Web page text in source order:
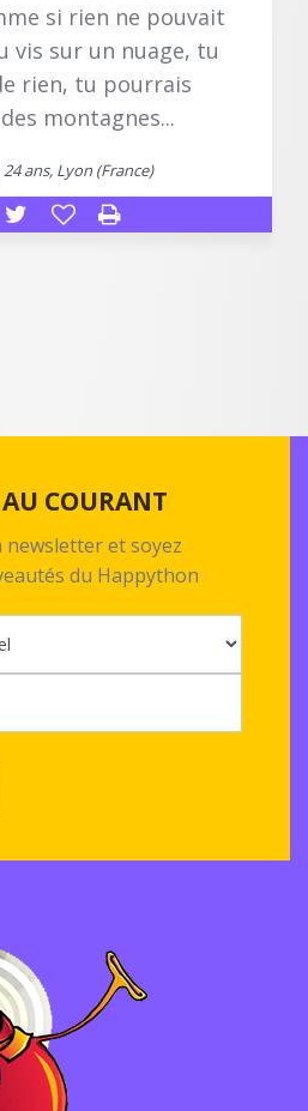
si rien ne pouvait
vis sur un nuage, tu
rien, tu pourrais
montagnes...
24 ans, Lyon (France)
COURANT
newsletter et soyez
du Happython